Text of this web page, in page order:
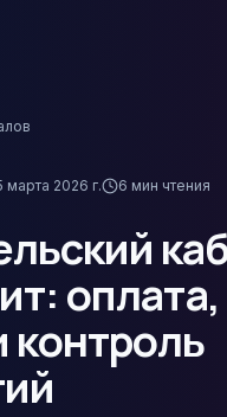
марта 2026 г. 6 мин чтения
оплата,